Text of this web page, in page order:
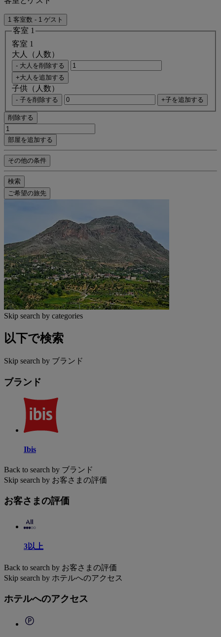
1 客室数 - 1 ゲスト
客室 1
客室 1
大人（人数）
- 大人を削除する
+大人を追加する
子供（人数）
- 子を削除する +子を追加する
削除する
部屋を追加する
その他の条件
検索
ご希望の旅先
Skip search by categories
以下で検索
Skip search by ブランド
ブランド
Ibis
Back to search by ブランド
Skip search by お客さまの評価
お客さまの評価
3以上
Back to search by お客さまの評価
Skip search by ホテルへのアクセス
ホテルへのアクセス